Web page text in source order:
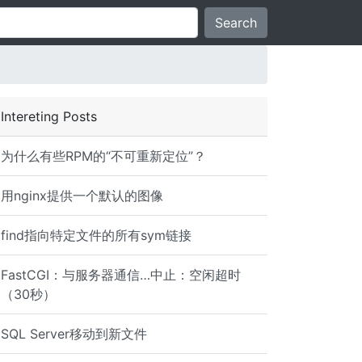
Search
Intereting Posts
为什么有些RPM的“不可重新定位”？
用nginx提供一个默认的图像
find指向特定文件的所有sym链接
FastCGI：与服务器通信…中止：空闲超时
（30秒）
SQL Server移动到新文件